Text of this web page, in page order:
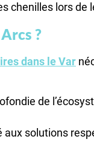
chenilles lors de
?
dans le Var
de
aux solutions